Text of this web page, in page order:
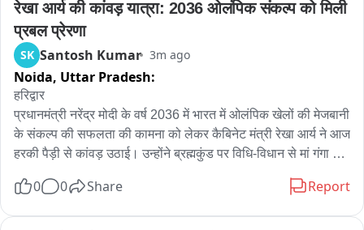
रेखा आर्य की कांवड़ यात्रा: 2036 ओलंपिक संकल्प को मिली
प्रबल प्रेरणा
SK Santosh Kumar 3m ago
Noida, Uttar Pradesh:
हरिद्वार
प्रधानमंत्री नरेंद्र मोदी के वर्ष 2036 में भारत में ओलंपिक खेलों की मेजबानी
के संकल्प की सफलता की कामना को लेकर कैबिनेट मंत्री रेखा आर्य ने आज
हरकी पैड़ी से कांवड़ उठाई। उन्होंने ब्रह्मकुंड पर विधि-विधान से मां गंगा का
के लिए रवाना हुईं।
0 0 Share Report